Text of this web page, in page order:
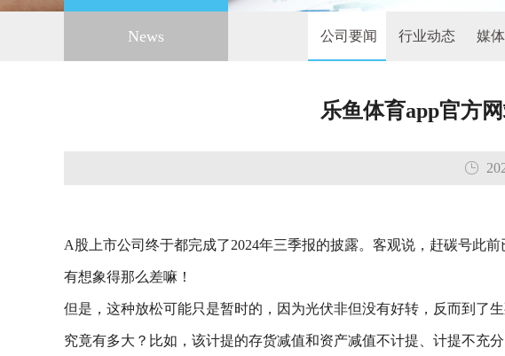
News 公司要闻 行业动态 媒
乐鱼体育app官方
A股上市公司终于都完成了2024年三季报的披露。客观说，赶碳号
有想象得那么差嘛！
但是，这种放松可能只是暂时的，因为光伏非但没有好转，反而到了
究竟有多大？比如，该计提的存货减值和资产减值不计提、计提不充